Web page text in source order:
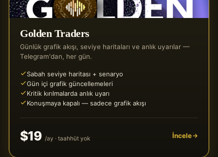
Golden Traders
Günlük grafik akışı, seviye haritaları ve anlık uyarılar —
Telegram'dan, her gün.
Sabah seviye haritası + senaryo
Gün içi grafik güncellemeleri
Kritik kırılmalarda anlık uyarı
Konuşmaya kapalı — sadece grafik akışı
$19 /ay · taahhüt yok İncele